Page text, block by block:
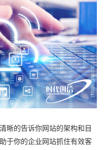
晰的告诉你网站的架构和目
于你的企业网站抓住有效客